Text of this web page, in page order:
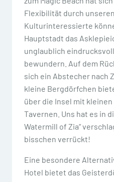
Flexibilität durch
Kulturinteressierte
Hauptstadt das
unglaublich
bewundern. Auf dem
sich ein Abstecher nach
kleine Bergdörfchen
über die Insel mit
Tavernen. Uns hat es in
Watermill of Zia“
bisschen verrückt!
Eine besondere
Hotel bietet das